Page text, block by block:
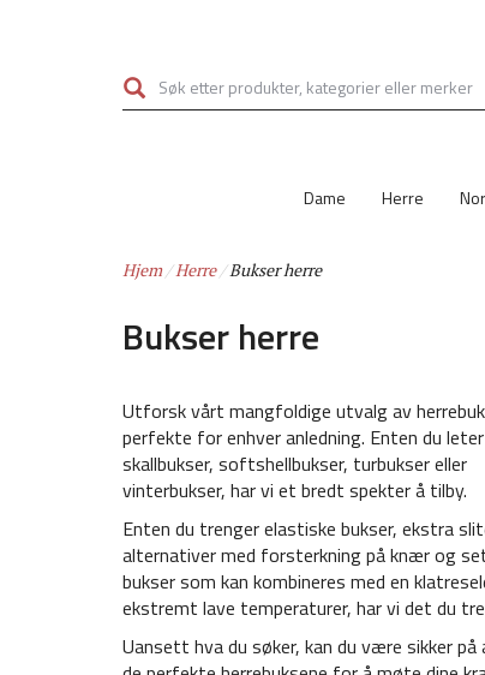
Dame Herre
Hjem Herre Bukser herre
Bukser herre
Utforsk vårt mangfoldige utvalg av
perfekte for enhver anledning. Enten du
skallbukser, softshellbukser, turbukser eller
vinterbukser, har vi et bredt spekter å tilby.
Enten du trenger elastiske bukser, ekstra
alternativer med forsterkning på knær og
bukser som kan kombineres med en
ekstremt lave temperaturer, har vi det du
Uansett hva du søker, kan du være sikker på